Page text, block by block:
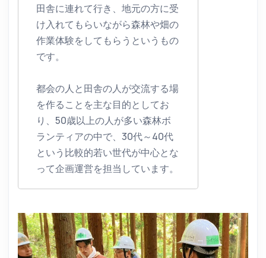
田舎に連れて行き、地元の方に受
け入れてもらいながら森林や畑の
作業体験をしてもらうというもの
です。
都会の人と田舎の人が交流する場
を作ることを主な目的としてお
り、50歳以上の人が多い森林ボ
ランティアの中で、30代～40代
という比較的若い世代が中心とな
って企画運営を担当しています。